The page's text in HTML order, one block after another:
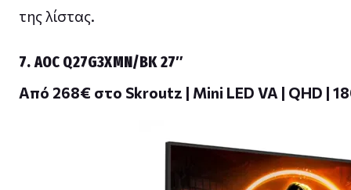
της λίστας.
7. AOC Q27G3XMN/BK 27″
Από 268€ στο Skroutz | Mini LED VA | QHD |